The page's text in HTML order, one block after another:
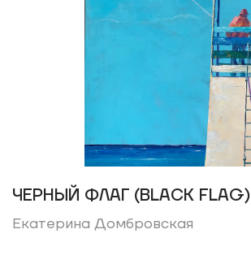
ЧЕРНЫЙ ФЛАГ (BLACK FLAG)
Екатерина Домбровская